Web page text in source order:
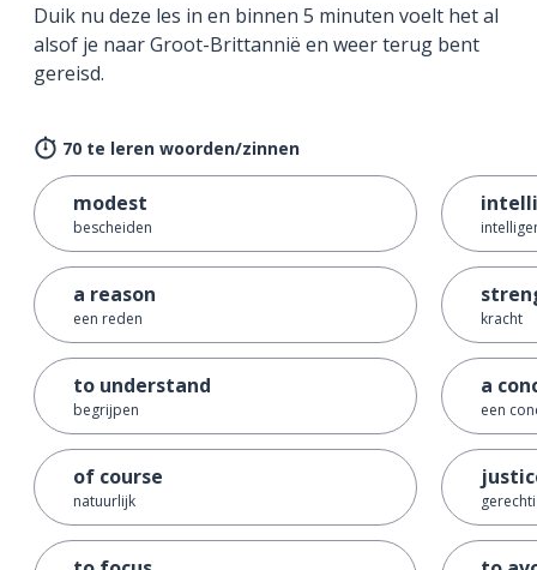
Duik nu deze les in en binnen 5 minuten voelt het al
alsof je naar Groot-Brittannië en weer terug bent
gereisd.
70 te leren woorden/zinnen
modest
bescheiden
a reason
een reden
to understand
begrijpen
of course
natuurlijk
kracht
a
een